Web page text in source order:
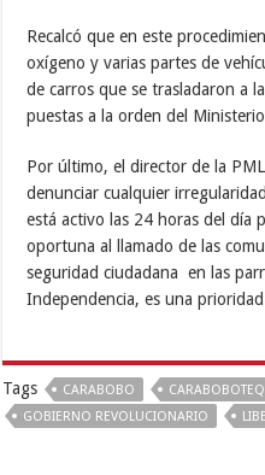
Recalcó que en este
oxígeno y varias partes de
de carros que se trasladaron a
puestas a la orden del
Por último, el director de la
denunciar cualquier
está activo las 24 horas del día
oportuna al llamado de las
seguridad ciudadana en las
Independencia, es una
Tags CARABOBO
GOBIERNO REVOLUCIONARIO